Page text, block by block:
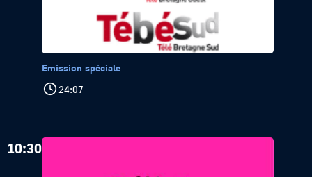
Emission spéciale
24:07
10:30